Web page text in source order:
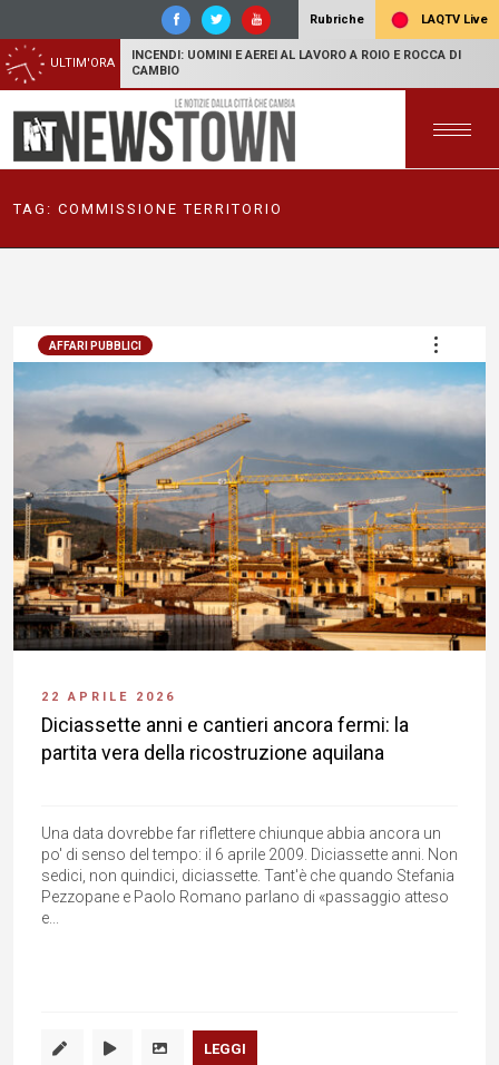
Rubriche LAQTV Live
ULTIM'ORA
INCENDI: UOMINI E AEREI AL LAVORO A ROIO E ROCCA DI
CAMBIO
TAG: COMMISSIONE TERRITORIO
AFFARI PUBBLICI
22 APRILE 2026
Diciassette anni e cantieri ancora fermi: la
partita vera della ricostruzione aquilana
Una data dovrebbe far riflettere chiunque abbia ancora un
po' di senso del tempo: il 6 aprile 2009. Diciassette anni. Non
sedici, non quindici, diciassette. Tant'è che quando Stefania
Pezzopane e Paolo Romano parlano di «passaggio atteso
e...
LEGGI